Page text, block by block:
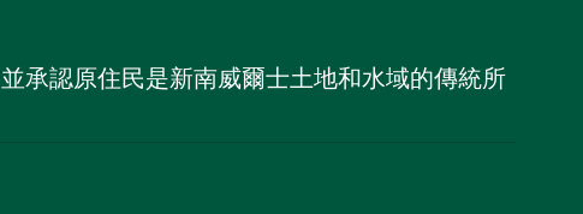
承認原住民是新南威爾士土地和水域的傳統所